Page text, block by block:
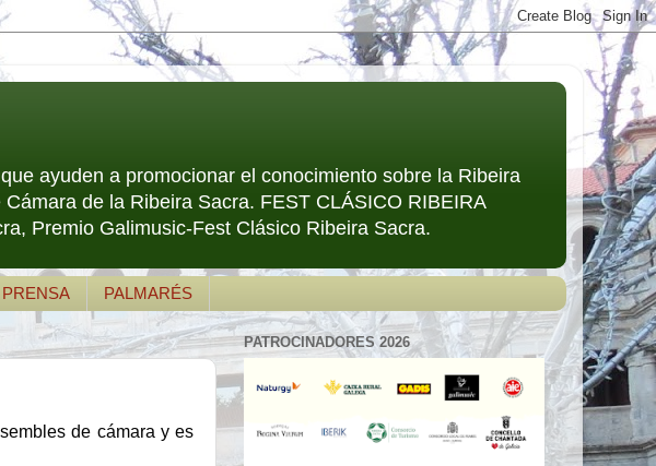
ayuden a promocionar el conocimiento sobre la Ribeira
de la Ribeira Sacra. FEST CLÁSICO RIBEIRA
Premio Galimusic-Fest Clásico Ribeira Sacra.
PALMARÉS
de cámara y es
PATROCINADORES 2026